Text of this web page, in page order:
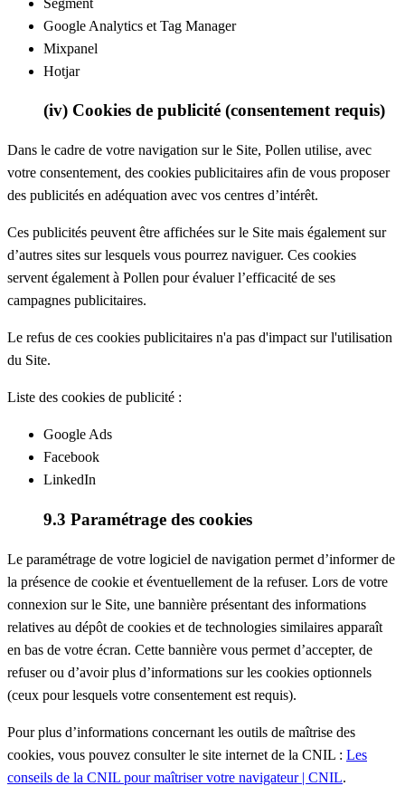
Google Analytics et Tag Manager
Mixpanel
Hotjar
(iv) Cookies de publicité (consentement requis)
Dans le cadre de votre navigation sur le Site, Pollen utilise, avec
votre consentement, des cookies publicitaires afin de vous proposer
des publicités en adéquation avec vos centres d’intérêt.
Ces publicités peuvent être affichées sur le Site mais également sur
d’autres sites sur lesquels vous pourrez naviguer. Ces cookies
servent également à Pollen pour évaluer l’efficacité de ses
campagnes publicitaires.
Le refus de ces cookies publicitaires n'a pas d'impact sur l'utilisation
du Site.
Liste des cookies de publicité :
Google Ads
Facebook
LinkedIn
9.3 Paramétrage des cookies
Le paramétrage de votre logiciel de navigation permet d’informer de
la présence de cookie et éventuellement de la refuser. Lors de votre
connexion sur le Site, une bannière présentant des informations
relatives au dépôt de cookies et de technologies similaires apparaît
en bas de votre écran. Cette bannière vous permet d’accepter, de
refuser ou d’avoir plus d’informations sur les cookies optionnels
(ceux pour lesquels votre consentement est requis).
Pour plus d’informations concernant les outils de maîtrise des
cookies, vous pouvez consulter le site internet de la CNIL : Les
conseils de la CNIL pour maîtriser votre navigateur | CNIL.